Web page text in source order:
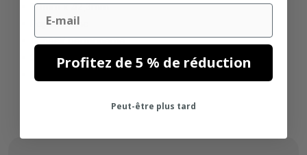
70mm x 42,3mm
Papier blanc
Adhésif permanente
21 étiquettes par feuille
Email
Profitez de 5 % de réduction
Peut-être plus tard